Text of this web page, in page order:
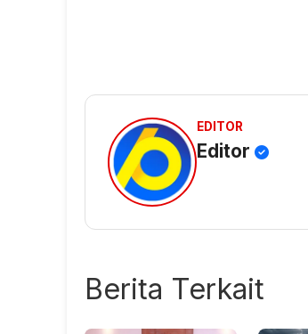
EDITOR
Editor
Berita Terkait